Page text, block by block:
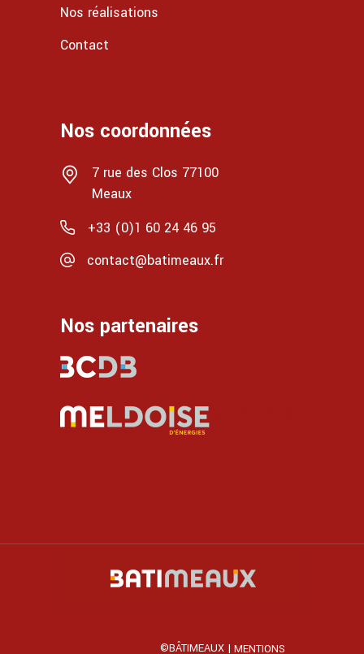
Nos réalisations
Contact
Nos coordonnées
7 rue des Clos 77100
Meaux
+33 (0)1 60 24 46 95
contact@batimeaux.fr
Nos partenaires
©BÂTIMEAUX | MENTIONS